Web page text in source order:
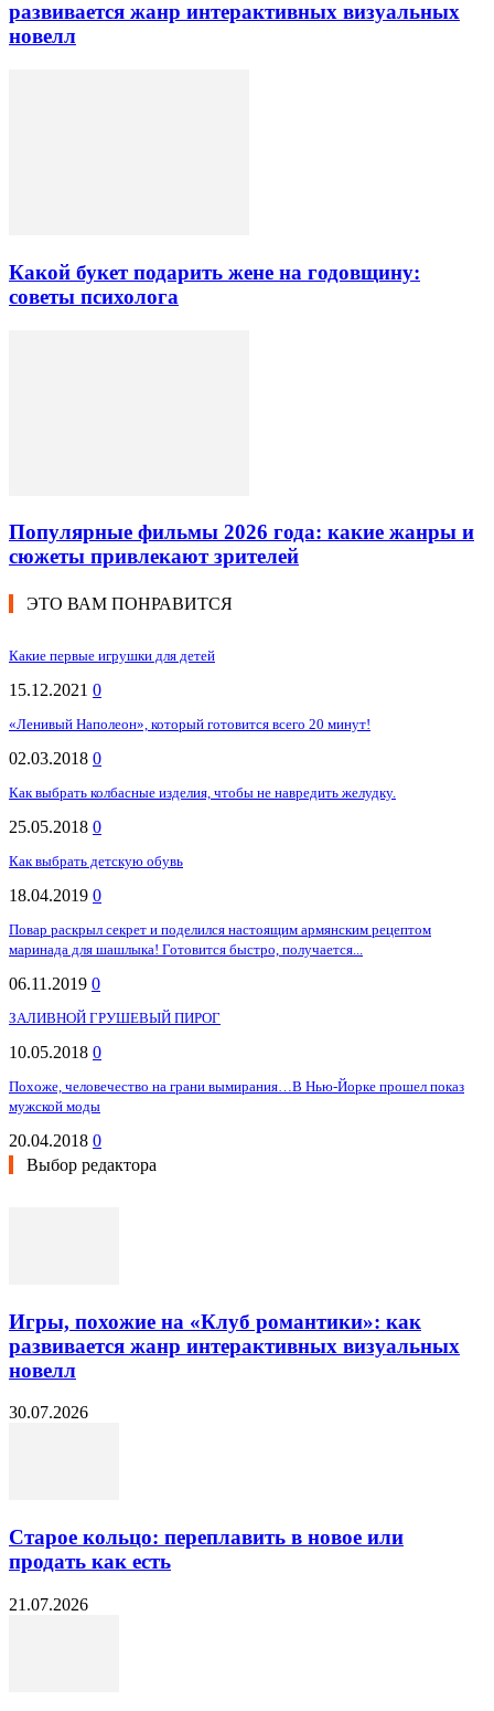
развивается жанр интерактивных визуальных
новелл
Какой букет подарить жене на годовщину:
советы психолога
Популярные фильмы 2026 года: какие жанры и
сюжеты привлекают зрителей
ЭТО ВАМ ПОНРАВИТСЯ
Какие первые игрушки для детей
15.12.2021 0
«Ленивый Наполеон», который готовится всего 20 минут!
02.03.2018 0
Как выбрать колбасные изделия, чтобы не навредить желудку.
25.05.2018 0
Как выбрать детскую обувь
18.04.2019 0
Повар раскрыл секрет и поделился настоящим армянским рецептом
маринада для шашлыка! Готовится быстро, получается...
06.11.2019 0
ЗАЛИВНОЙ ГРУШЕВЫЙ ПИРОГ
10.05.2018 0
Похоже, человечество на грани вымирания…В Нью-Йорке прошел показ
мужской моды
20.04.2018 0
Выбор редактора
Игры, похожие на «Клуб романтики»: как
развивается жанр интерактивных визуальных
новелл
30.07.2026
Старое кольцо: переплавить в новое или
продать как есть
21.07.2026